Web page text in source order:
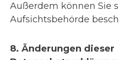
Außerdem können Sie
Aufsichtsbehörde
8. Änderungen dieser